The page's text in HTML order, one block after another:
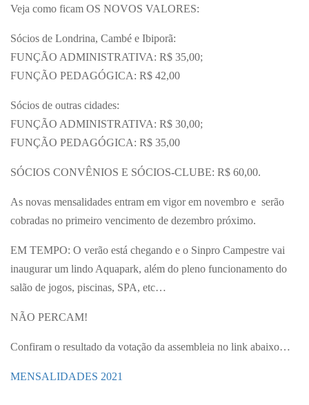
Veja como ficam OS NOVOS VALORES:
Sócios de Londrina, Cambé e Ibiporã:
FUNÇÃO ADMINISTRATIVA: R$ 35,00;
FUNÇÃO PEDAGÓGICA: R$ 42,00
Sócios de outras cidades:
FUNÇÃO ADMINISTRATIVA: R$ 30,00;
FUNÇÃO PEDAGÓGICA: R$ 35,00
SÓCIOS CONVÊNIOS E SÓCIOS-CLUBE: R$ 60,00.
As novas mensalidades entram em vigor em novembro e serão
cobradas no primeiro vencimento de dezembro próximo.
EM TEMPO: O verão está chegando e o Sinpro Campestre vai
inaugurar um lindo Aquapark, além do pleno funcionamento do
salão de jogos, piscinas, SPA, etc…
NÃO PERCAM!
Confiram o resultado da votação da assembleia no link abaixo…
MENSALIDADES 2021